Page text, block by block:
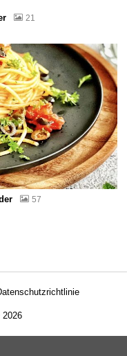
21
57